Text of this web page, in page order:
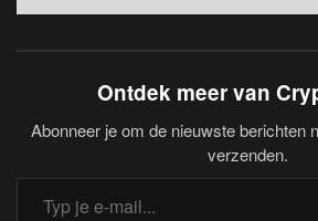
Ontdek meer van
Abonneer je om de nieuwste berichten
verzenden.
Typ je e-mail...